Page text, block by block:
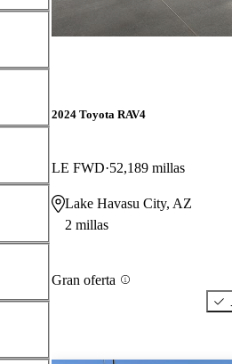
2024 Toyota RAV4
LE FWD 52,189 millas
Lake Havasu City, AZ
2 millas
Gran oferta